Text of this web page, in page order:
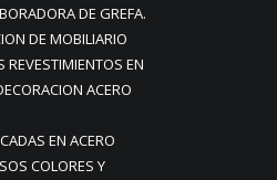
DE GREFA.
DE MOBILIARIO
REVESTIMIENTOS EN
ACERO
EN ACERO
COLORES Y